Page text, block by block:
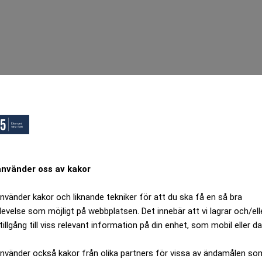
oss av kakor
kakor och liknande tekniker för att du ska få en så bra
som möjligt på webbplatsen. Det innebär att vi lagrar och/
till viss relevant information på din enhet, som mobil eller
också kakor från olika partners för vissa av ändamålen